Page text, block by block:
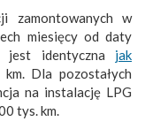
zamontowanych w
miesięcy od daty
jest identyczna jak
Dla pozostałych
na instalację LPG
tys. km.